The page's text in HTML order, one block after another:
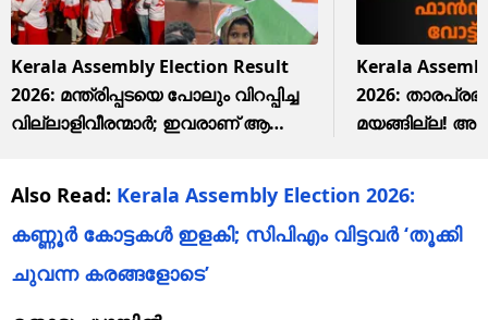
Kerala Assembly Election Result
2026: മന്ത്രിപ്പടയെ പോലും വിറപ്പിച്ച
വില്ലാളിവീരന്മാര്‍; ഇവരാണ് ആ
Kerala
2026:
മയങ്ങില്ല!
Also Read: Kerala Assembly Election 2026:
കണ്ണൂര്‍ കോട്ടകള്‍ ഇളകി; സിപിഎം വിട്ടവര്‍ ‘തൂക്കി
ചുവന്ന കരങ്ങളോടെ’